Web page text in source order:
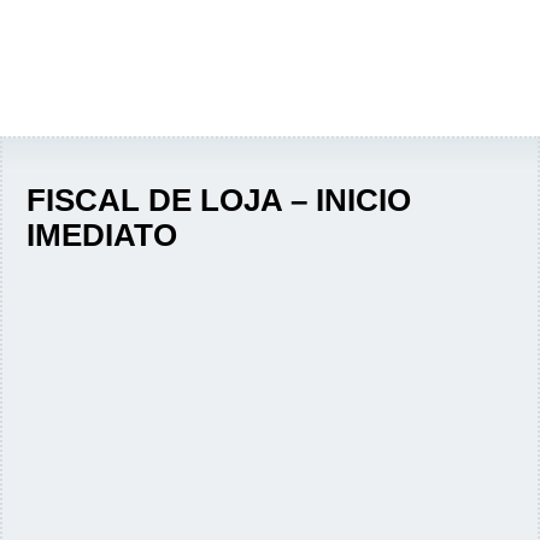
FISCAL DE LOJA – INICIO
IMEDIATO